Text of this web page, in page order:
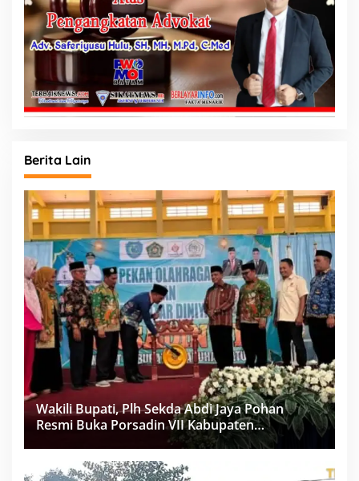
Berita Lain
Wakili Bupati, Plh Sekda Abdi Jaya Pohan
Resmi Buka Porsadin VII Kabupaten